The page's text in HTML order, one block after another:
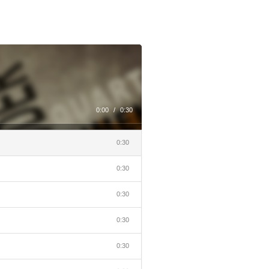
0:00 / 0:30
0:30
0:30
0:30
0:30
0:30